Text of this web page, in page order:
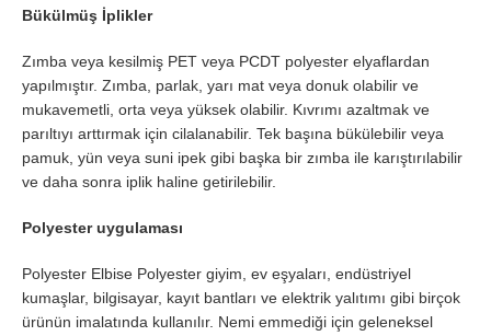
Bükülmüş İplikler
Zımba veya kesilmiş PET veya PCDT polyester elyaflardan
yapılmıştır. Zımba, parlak, yarı mat veya donuk olabilir ve
mukavemetli, orta veya yüksek olabilir. Kıvrımı azaltmak ve
parıltıyı arttırmak için cilalanabilir. Tek başına bükülebilir veya
pamuk, yün veya suni ipek gibi başka bir zımba ile karıştırılabilir
ve daha sonra iplik haline getirilebilir.
Polyester uygulaması
Polyester Elbise Polyester giyim, ev eşyaları, endüstriyel
kumaşlar, bilgisayar, kayıt bantları ve elektrik yalıtımı gibi birçok
ürünün imalatında kullanılır. Nemi emmediği için geleneksel